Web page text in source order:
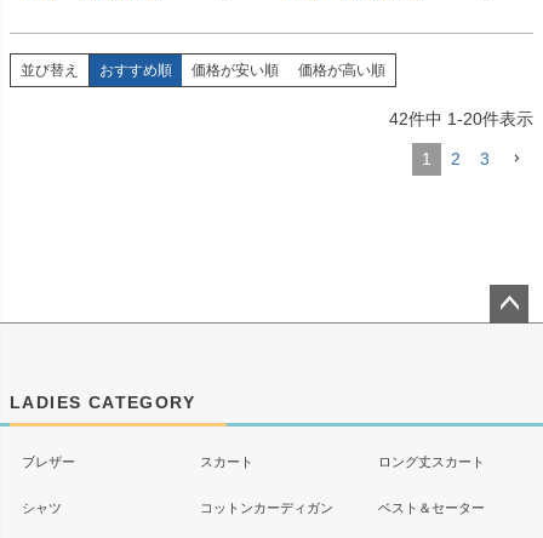
並び替え おすすめ順 価格が安い順 価格が高い順
42件中 1-20件表示
1 2 3
LADIES CATEGORY
ブレザー スカート ロング丈スカート
シャツ コットンカーディガン ベスト＆セーター